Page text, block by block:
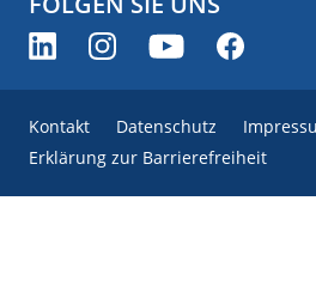
Kontakt Datenschutz
Erklärung zur Barrierefreiheit